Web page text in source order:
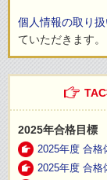
個人情報の取り
ていただきます。
2025年合格目標
2025年度 合格
2025年度 合格